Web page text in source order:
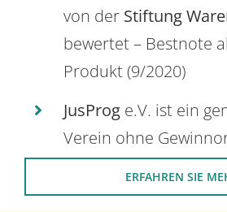
von der Stiftung
bewertet – Bestnote
Produkt (9/2020)
JusProg e.V. ist ein
Verein ohne
ERFAHREN SIE